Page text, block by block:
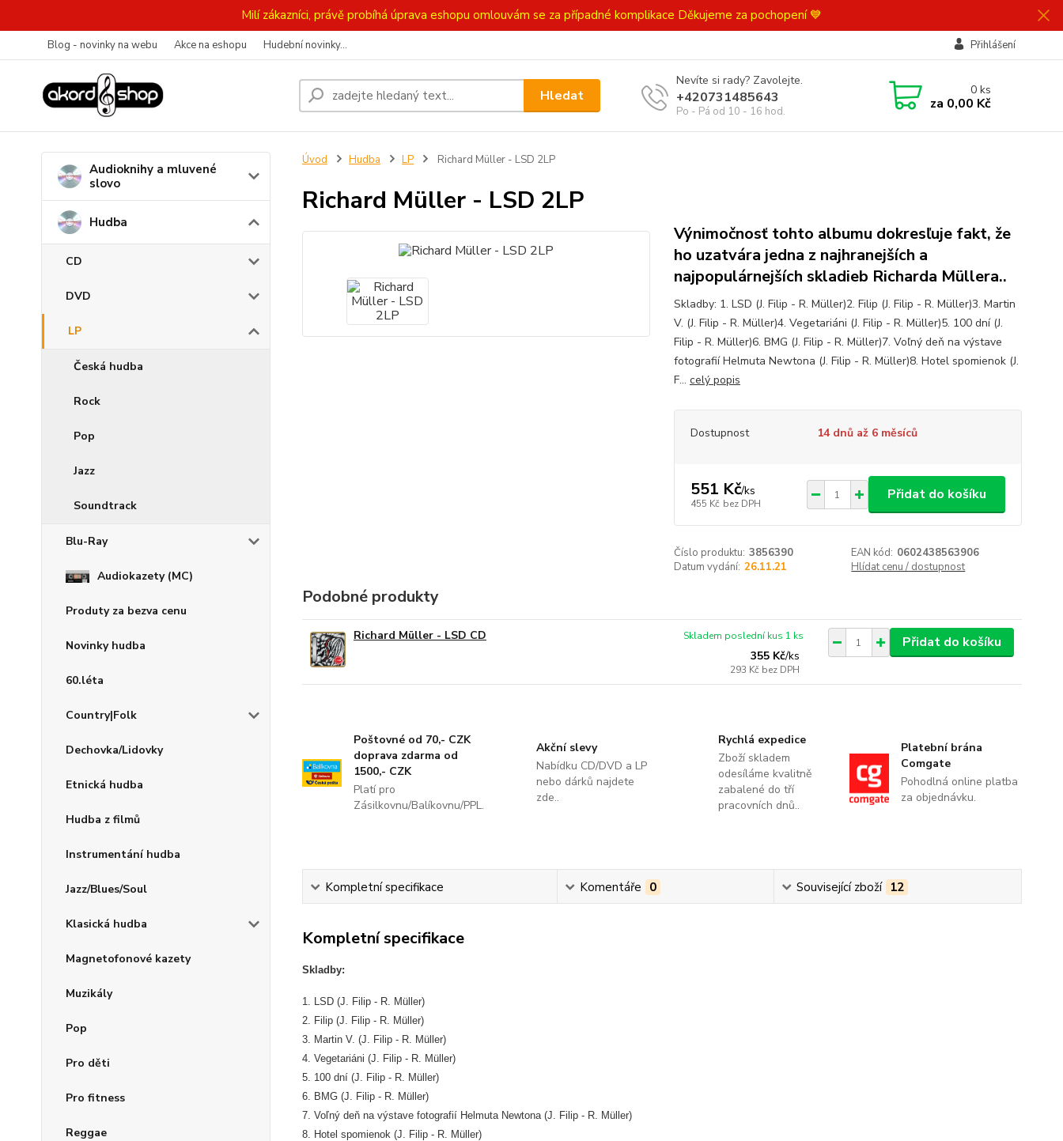
Milí zákazníci, právě probíhá úprava eshopu omlouvám se za případné komplikace Děkujeme za pochopení 💙
Blog - novinky na webu Akce na eshopu Hudební novinky... Přihlášení
Hledat
Nevíte si rady? Zavolejte.
+420731485643
Po - Pá od 10 - 16 hod.
0ks
za 0,00 Kč
Audioknihy a mluvené
slovo
Hudba
CD
DVD
LP
Česká hudba
Rock
Pop
Jazz
Soundtrack
Blu-Ray
Audiokazety (MC)
Produty za bezva cenu
Novinky hudba
60.léta
Country|Folk
Dechovka/Lidovky
Etnická hudba
Hudba z filmů
Instrumentání hudba
Jazz/Blues/Soul
Klasická hudba
Magnetofonové kazety
Muzikály
Pop
Pro děti
Pro fitness
Reggae
Úvod Hudba LP Richard Müller - LSD 2LP
Richard Müller - LSD 2LP
Výnimočnosť tohto albumu dokresľuje fakt, že
ho uzatvára jedna z najhranejších a
najpopulárnejších skladieb Richarda Müllera..
Skladby: 1. LSD (J. Filip - R. Müller)2. Filip (J. Filip - R. Müller)3. Martin
V. (J. Filip - R. Müller)4. Vegetariáni (J. Filip - R. Müller)5. 100 dní (J.
Filip - R. Müller)6. BMG (J. Filip - R. Müller)7. Voľný deň na výstave
fotografií Helmuta Newtona (J. Filip - R. Müller)8. Hotel spomienok (J.
F... celý popis
Dostupnost 14 dnů až 6 měsíců
551 Kč/ks
455 Kč bez DPH
Přidat do košíku
Číslo produktu: 3856390 EAN kód: 0602438563906
Datum vydání: 26.11.21 Hlídat cenu / dostupnost
Podobné produkty
Richard Müller - LSD CD
355 Kč/ks
293 Kč bez DPH
Skladem poslední kus 1 ks Přidat do košíku
Poštovné od 70,- CZK
doprava zdarma od
1500,- CZK
Platí pro
Zásilkovnu/Balíkovnu/PPL.
Akční slevy
Nabídku CD/DVD a LP
nebo dárků najdete
zde..
Rychlá expedice
Zboží skladem
odesíláme kvalitně
zabalené do tří
pracovních dnů..
Platební brána
Comgate
Pohodlná online platba
za objednávku.
Kompletní specifikace Komentáře 0 Související zboží 12
Kompletní specifikace
Skladby:
1. LSD (J. Filip - R. Müller)
2. Filip (J. Filip - R. Müller)
3. Martin V. (J. Filip - R. Müller)
4. Vegetariáni (J. Filip - R. Müller)
5. 100 dní (J. Filip - R. Müller)
6. BMG (J. Filip - R. Müller)
7. Voľný deň na výstave fotografií Helmuta Newtona (J. Filip - R. Müller)
8. Hotel spomienok (J. Filip - R. Müller)